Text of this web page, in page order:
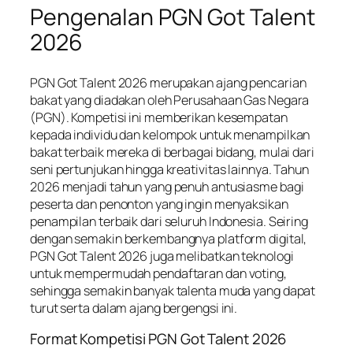
Pengenalan PGN Got Talent
2026
PGN Got Talent 2026 merupakan ajang pencarian
bakat yang diadakan oleh Perusahaan Gas Negara
(PGN). Kompetisi ini memberikan kesempatan
kepada individu dan kelompok untuk menampilkan
bakat terbaik mereka di berbagai bidang, mulai dari
seni pertunjukan hingga kreativitas lainnya. Tahun
2026 menjadi tahun yang penuh antusiasme bagi
peserta dan penonton yang ingin menyaksikan
penampilan terbaik dari seluruh Indonesia. Seiring
dengan semakin berkembangnya platform digital,
PGN Got Talent 2026 juga melibatkan teknologi
untuk mempermudah pendaftaran dan voting,
sehingga semakin banyak talenta muda yang dapat
turut serta dalam ajang bergengsi ini.
Format Kompetisi PGN Got Talent 2026